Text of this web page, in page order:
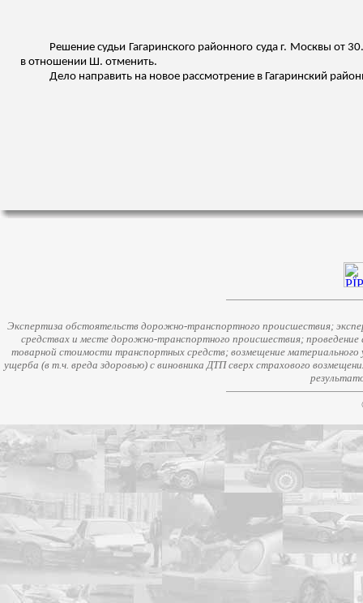
Решение судьи Гагаринского районного суда г. Москвы
в отношении Ш. отменить.
Дело направить на новое рассмотрение в Гагаринский
Экспертиза обстоятельств дорожно-транспортного происшествия;
средствах и месте дорожно-транспортного происшествия;
товарной стоимости транспортных средств; возмещение
ущерба (в т.ч. вреда здоровью) с виновника ДТП сверх страхового